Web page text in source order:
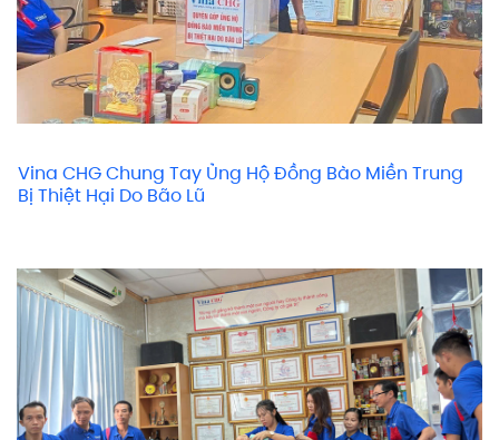
Vina CHG Chung Tay Ủng Hộ Đồng Bào Miền Trung
Bị Thiệt Hại Do Bão Lũ